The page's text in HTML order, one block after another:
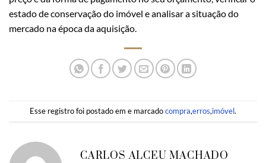
estado de conservação do imóvel e analisar a situação do
mercado na época da aquisição.
Esse registro foi postado em e marcadocompra,erros,imóvel.
CARLOS ALCEU MACHADO